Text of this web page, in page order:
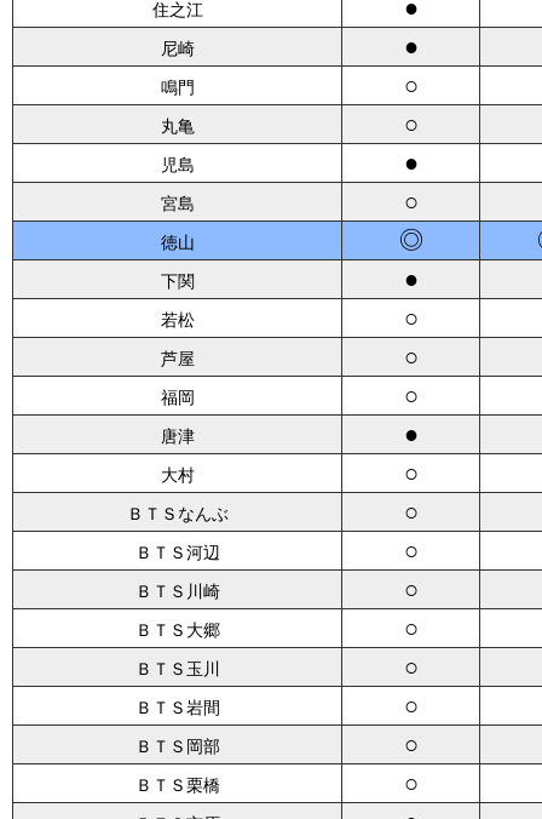
住之江 ●
尼崎 ●
鳴門 ○
丸亀 ○
児島 ●
宮島 ○
徳山 ◎
下関 ●
若松 ○
芦屋 ○
福岡 ○
唐津 ●
大村 ○
ＢＴＳなんぶ ○
ＢＴＳ河辺 ○
ＢＴＳ川崎 ○
ＢＴＳ大郷 ○
ＢＴＳ玉川 ○
ＢＴＳ岩間 ○
ＢＴＳ岡部 ○
ＢＴＳ栗橋 ○